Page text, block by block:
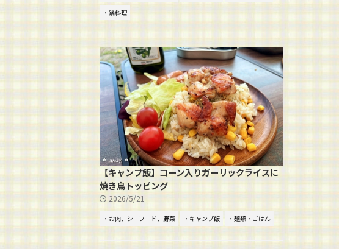
・鍋料理
【キャンプ飯】コーン入りガーリックライスに
焼き鳥トッピング
2026/5/21
・お肉、シーフード、野菜 ・キャンプ飯 ・麺類・ごはん